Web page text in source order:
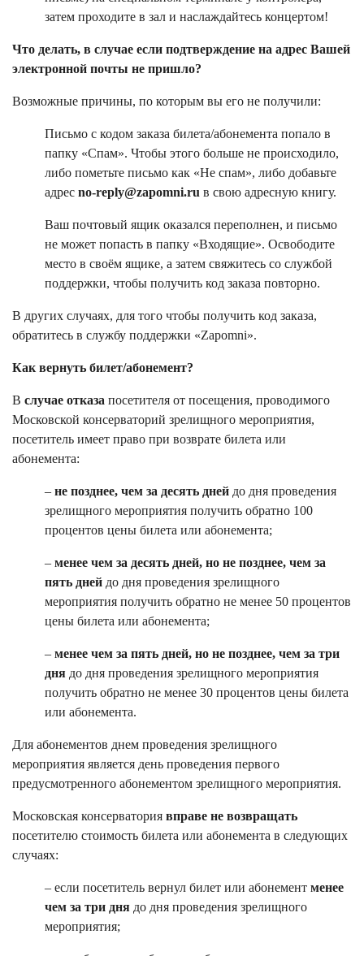
затем проходите в зал и наслаждайтесь концертом!
Что делать, в случае если подтверждение на адрес Вашей
электронной почты не пришло?
Возможные причины, по которым вы его не получили:
Письмо с кодом заказа билета/абонемента попало в
папку «Спам». Чтобы этого больше не происходило,
либо пометьте письмо как «Не спам», либо добавьте
адрес no-reply@zapomni.ru в свою адресную книгу.
Ваш почтовый ящик оказался переполнен, и письмо
не может попасть в папку «Входящие». Освободите
место в своём ящике, а затем свяжитесь со службой
поддержки, чтобы получить код заказа повторно.
В других случаях, для того чтобы получить код заказа,
обратитесь в службу поддержки «Zapomni».
Как вернуть билет/абонемент?
В случае отказа посетителя от посещения, проводимого
Московской консерваторий зрелищного мероприятия,
посетитель имеет право при возврате билета или
абонемента:
– не позднее, чем за десять дней до дня проведения
зрелищного мероприятия получить обратно 100
процентов цены билета или абонемента;
– менее чем за десять дней, но не позднее, чем за
пять дней до дня проведения зрелищного
мероприятия получить обратно не менее 50 процентов
цены билета или абонемента;
– менее чем за пять дней, но не позднее, чем за три
дня до дня проведения зрелищного мероприятия
получить обратно не менее 30 процентов цены билета
или абонемента.
Для абонементов днем проведения зрелищного
мероприятия является день проведения первого
предусмотренного абонементом зрелищного мероприятия.
Московская консерватория вправе не возвращать
посетителю стоимость билета или абонемента в следующих
случаях:
– если посетитель вернул билет или абонемент менее
чем за три дня до дня проведения зрелищного
мероприятия;